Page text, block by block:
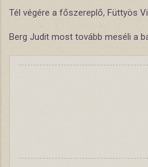
Tél végére a főszereplő, Füttyös
Berg Judit most tovább meséli a